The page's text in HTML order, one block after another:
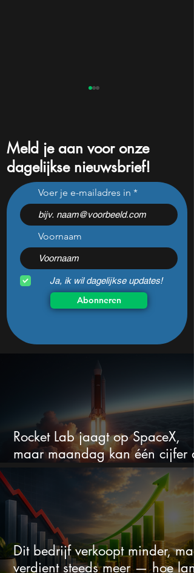
Dit bedrijf verkoopt
minder, maar verdient
steeds meer — hoe lang
kan dit sprookje doorgaan?
Meld je aan voor onze
dagelijkse nieuwsbrief!
Voer je e-mailadres in
Voornaam
Ja, ik wil dagelijkse updates!
Abonneren
Rocket Lab jaagt op SpaceX,
maar maandag kan één cijfer
droom doorprikken?
Dit bedrijf verkoopt minder,
verdient steeds meer — hoe